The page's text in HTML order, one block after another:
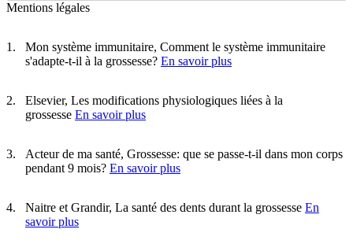
Mentions légales
Mon système immunitaire, Comment le système immunitaire
s'adapte-t-il à la grossesse? En savoir plus
Elsevier, Les modifications physiologiques liées à la
grossesse En savoir plus
Acteur de ma santé, Grossesse: que se passe-t-il dans mon corps
pendant 9 mois? En savoir plus
Naitre et Grandir, La santé des dents durant la grossesse En
savoir plus